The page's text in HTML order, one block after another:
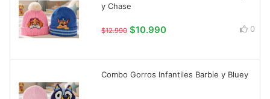
y Chase
$12.990 $10.990 0
Combo Gorros Infantiles Barbie y Bluey